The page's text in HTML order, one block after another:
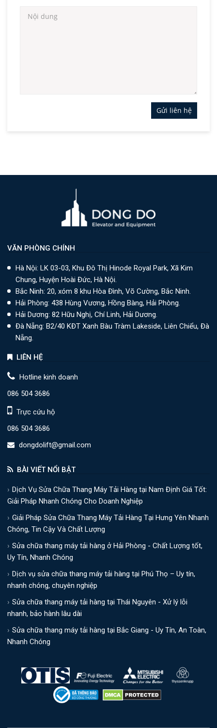
Gửi liên hệ
VĂN PHÒNG CHÍNH
Hà Nội: LK 03-03, Khu Đô Thị Hinode Royal Park, Xã Kim
Chung, Huyện Hoài Đức, Hà Nội.
Bắc Ninh: 20, xóm 8 khu Hòa Đình, Võ Cường, Bắc Ninh.
Hải Phòng: 438 Hùng Vương, Hồng Bàng, Hải Phòng.
Hải Dương: 82 Hữu Nghị, Chí Linh, Hải Dương.
Đà Nẵng: B2/40 KĐT Xanh Bàu Tràm Lakeside, Liên Chiểu, Đà
Nẵng.
LIÊN HỆ
Hotline kinh doanh
086 504 3686
Trực cứu hộ
086 504 3686
dongdolift@gmail.com
BÀI VIẾT NỔI BẬT
Dịch Vụ Sửa Chữa Thang Máy Tải Hàng tại Nam Định Giá Tốt:
Giải Pháp Nhanh Chóng Cho Doanh Nghiệp
Giải Pháp Sửa Chữa Thang Máy Tải Hàng Tại Hưng Yên Nhanh
Chóng, Tin Cậy Và Chất Lượng
Sửa chữa thang máy tải hàng ở Hải Phòng - Chất Lượng tốt,
Uy Tín, Nhanh Chóng
Dịch vụ sửa chữa thang máy tải hàng tại Phú Thọ – Uy tín,
nhanh chóng, chuyên nghiệp
Sửa chữa thang máy tải hàng tại Thái Nguyên - Xử lý lỗi
nhanh, bảo hành lâu dài
Sửa chữa thang máy tải hàng tại Bắc Giang - Uy Tín, An Toàn,
Nhanh Chóng